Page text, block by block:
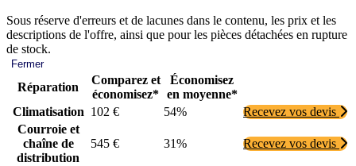
Sous réserve d'erreurs et de lacunes dans le contenu, les prix et les
descriptions de l'offre, ainsi que pour les pièces détachées en rupture
de stock.
Fermer
Réparation
Comparez et
économisez*
Économisez
en moyenne*
Climatisation 102 € 54%
Recevez vos devis
Courroie et
chaîne de
distribution
545 € 31% Recevez vos devis